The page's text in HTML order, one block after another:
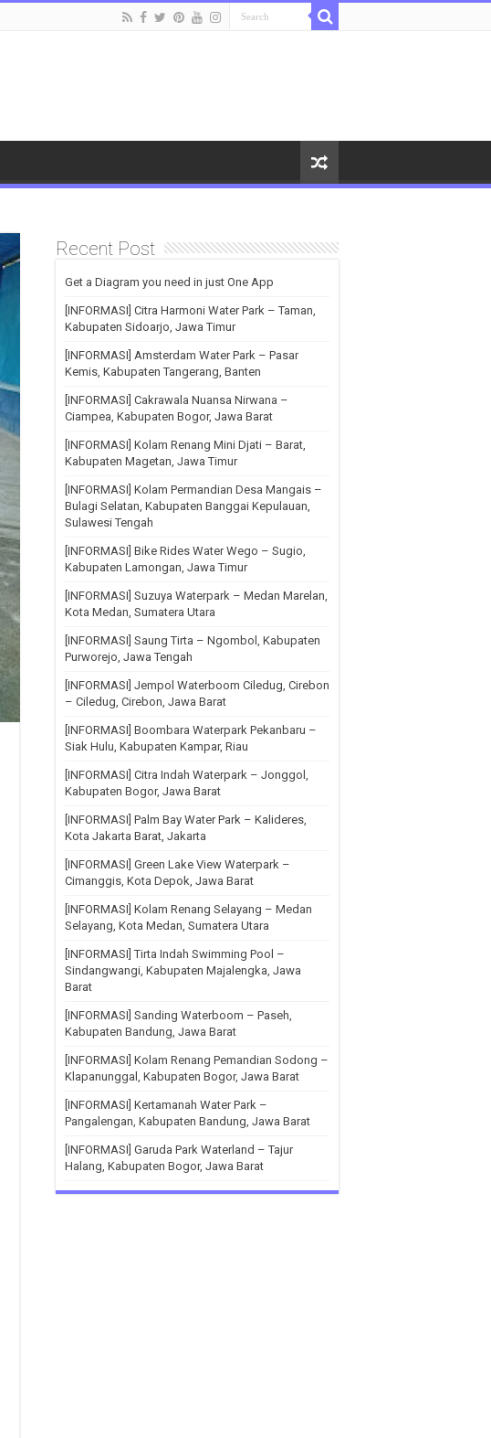
Recent Post
Get a Diagram you need in just One App
[INFORMASI] Citra Harmoni Water Park – Taman,
Kabupaten Sidoarjo, Jawa Timur
[INFORMASI] Amsterdam Water Park – Pasar
Kemis, Kabupaten Tangerang, Banten
[INFORMASI] Cakrawala Nuansa Nirwana –
Ciampea, Kabupaten Bogor, Jawa Barat
[INFORMASI] Kolam Renang Mini Djati – Barat,
Kabupaten Magetan, Jawa Timur
[INFORMASI] Kolam Permandian Desa Mangais –
Bulagi Selatan, Kabupaten Banggai Kepulauan,
Sulawesi Tengah
[INFORMASI] Bike Rides Water Wego – Sugio,
Kabupaten Lamongan, Jawa Timur
[INFORMASI] Suzuya Waterpark – Medan Marelan,
Kota Medan, Sumatera Utara
[INFORMASI] Saung Tirta – Ngombol, Kabupaten
Purworejo, Jawa Tengah
[INFORMASI] Jempol Waterboom Ciledug, Cirebon
– Ciledug, Cirebon, Jawa Barat
[INFORMASI] Boombara Waterpark Pekanbaru –
Siak Hulu, Kabupaten Kampar, Riau
[INFORMASI] Citra Indah Waterpark – Jonggol,
Kabupaten Bogor, Jawa Barat
[INFORMASI] Palm Bay Water Park – Kalideres,
Kota Jakarta Barat, Jakarta
[INFORMASI] Green Lake View Waterpark –
Cimanggis, Kota Depok, Jawa Barat
[INFORMASI] Kolam Renang Selayang – Medan
Selayang, Kota Medan, Sumatera Utara
[INFORMASI] Tirta Indah Swimming Pool –
Sindangwangi, Kabupaten Majalengka, Jawa
Barat
[INFORMASI] Sanding Waterboom – Paseh,
Kabupaten Bandung, Jawa Barat
[INFORMASI] Kolam Renang Pemandian Sodong –
Klapanunggal, Kabupaten Bogor, Jawa Barat
[INFORMASI] Kertamanah Water Park –
Pangalengan, Kabupaten Bandung, Jawa Barat
[INFORMASI] Garuda Park Waterland – Tajur
Halang, Kabupaten Bogor, Jawa Barat